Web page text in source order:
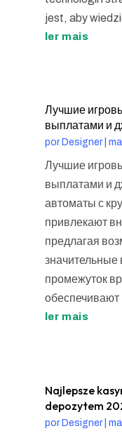
jest, aby
ler mais
Лучшие
выплатами и
por Designer|
Лучшие
выплатами и
автоматы с
привлекают
предлагая
значительные
промежуток
ler mais
Najlepsze
depozytem
porDesigner|